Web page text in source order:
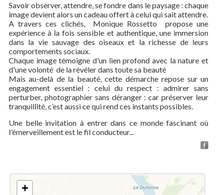
Savoir observer, attendre, se fondre dans le paysage : chaque
image devient alors un cadeau offert à celui qui sait attendre.
A travers ces clichés, Monique Rossetto propose une
expérience à la fois sensible et authentique, une immersion
dans la vie sauvage des oiseaux et la richesse de leurs
comportements sociaux.
Chaque image témoigne d'un lien profond avec la nature et
d'une volonté de la révéler dans toute sa beauté
Mais au-delà de la beauté, cette démarche repose sur un
engagement essentiel : celui du respect : admirer sans
perturber, photographier sans déranger : car préserver leur
tranquillité, c’est aussi ce qui rend ces instants possibles.
Une belle invitation à entrer dans ce monde fascinant où
l'émerveillement est le fil conducteur...
+